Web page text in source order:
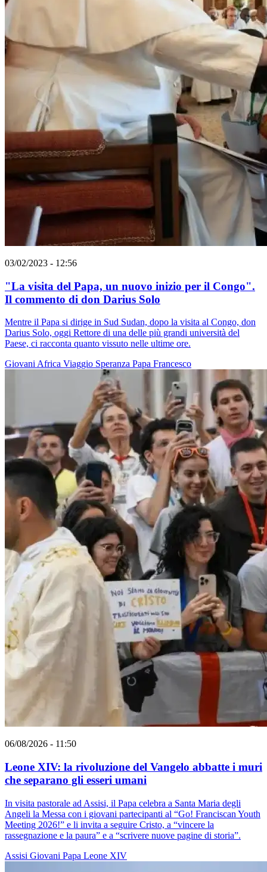
03/02/2023 - 12:56
"La visita del Papa, un nuovo inizio per il Congo".
Il commento di don Darius Solo
Mentre il Papa si dirige in Sud Sudan, dopo la visita al Congo, don
Darius Solo, oggi Rettore di una delle più grandi università del
Paese, ci racconta quanto vissuto nelle ultime ore.
Giovani Africa Viaggio Speranza Papa Francesco
06/08/2026 - 11:50
Leone XIV: la rivoluzione del Vangelo abbatte i muri
che separano gli esseri umani
In visita pastorale ad Assisi, il Papa celebra a Santa Maria degli
Angeli la Messa con i giovani partecipanti al “Go! Franciscan Youth
Meeting 2026!” e li invita a seguire Cristo, a “vincere la
rassegnazione e la paura” e a “scrivere nuove pagine di storia”.
Assisi Giovani Papa Leone XIV